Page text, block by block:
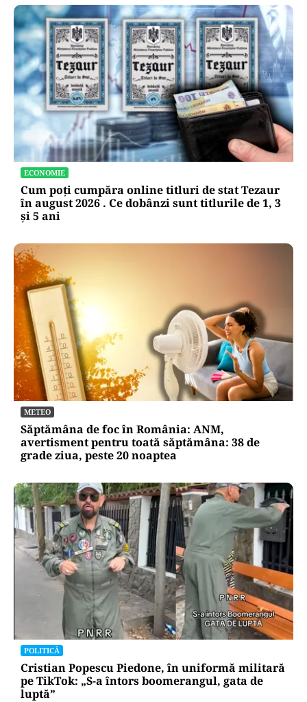
ECONOMIE
Cum poți cumpăra online titluri de stat Tezaur
în august 2026 . Ce dobânzi sunt titlurile de 1, 3
și 5 ani
METEO
Săptămâna de foc în România: ANM,
avertisment pentru toată săptămâna: 38 de
grade ziua, peste 20 noaptea
POLITICĂ
Cristian Popescu Piedone, în uniformă militară
pe TikTok: „S-a întors boomerangul, gata de
luptă”